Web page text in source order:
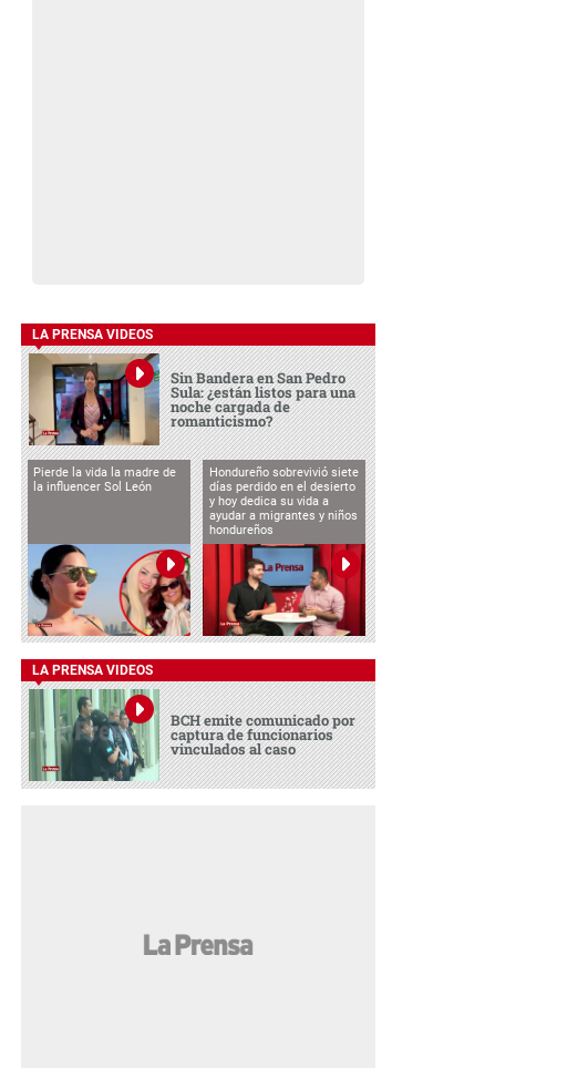
LA PRENSA VIDEOS
Sin Bandera en San Pedro
Sula: ¿están listos para una
noche cargada de
romanticismo?
Pierde la vida la madre de
la influencer Sol León
Hondureño sobrevivió siete
días perdido en el desierto
y hoy dedica su vida a
ayudar a migrantes y niños
hondureños
LA PRENSA VIDEOS
BCH emite comunicado por
captura de funcionarios
vinculados al caso